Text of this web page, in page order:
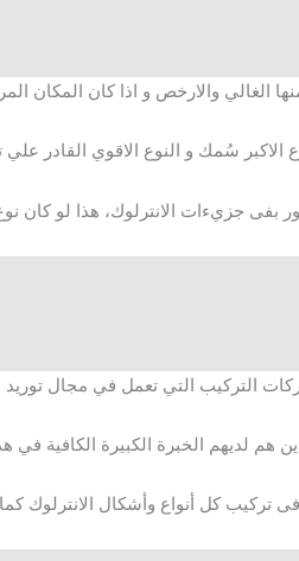
الغالي والارخص و اذا كان المكان
الاكبر سُمك و النوع الاقوي القادر
جزيءات الانترلوك، هذا لو كان
التركيب التي تعمل في مجال توريد
هم لديهم الخبرة الكبيرة الكافية في
كل أنواع وأشكال الانترلوك كما